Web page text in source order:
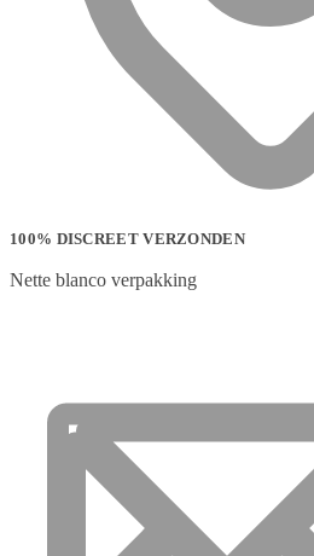
100% DISCREET VERZONDEN
Nette blanco verpakking